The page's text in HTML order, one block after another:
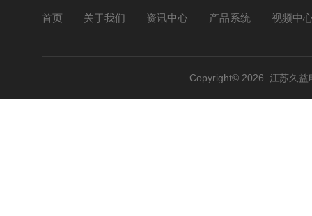
首页 关于我们 资讯中心 产品系统 视频中
Copyright© 2026 江苏久